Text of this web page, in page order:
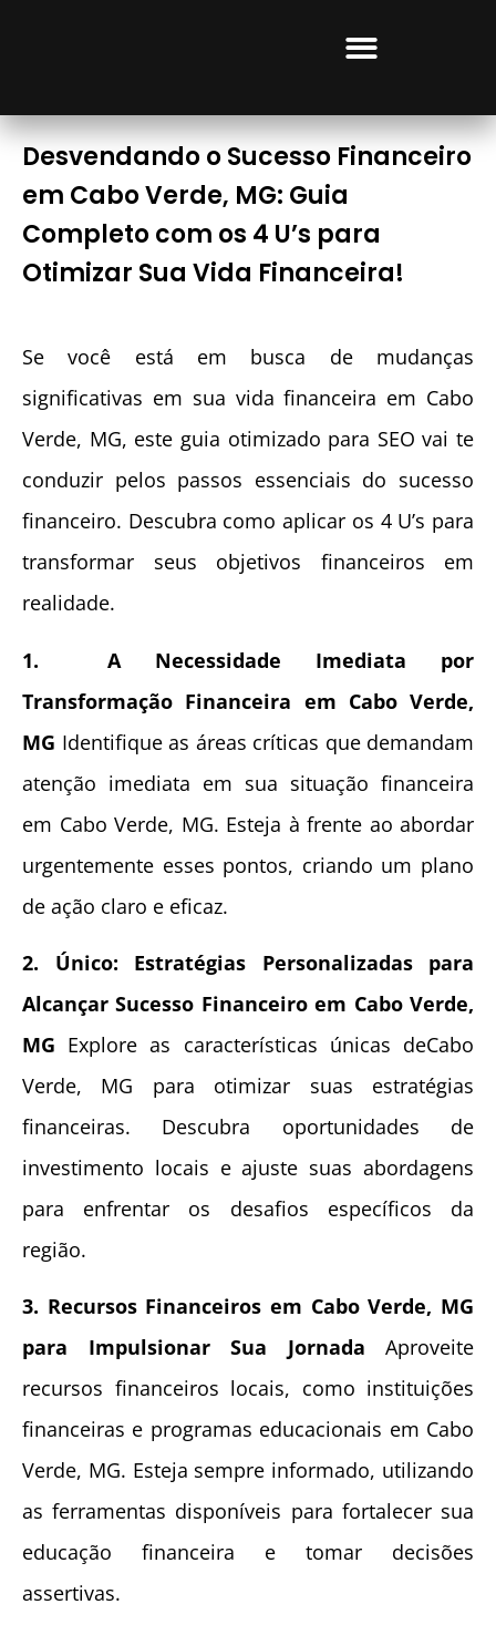
Desvendando o Sucesso Financeiro
em Cabo Verde, MG: Guia
Completo com os 4 U’s para
Otimizar Sua Vida Financeira!
Se você está em busca de mudanças
significativas em sua vida financeira em Cabo
Verde, MG, este guia otimizado para SEO vai te
conduzir pelos passos essenciais do sucesso
financeiro. Descubra como aplicar os 4 U’s para
transformar seus objetivos financeiros em
realidade.
1. A Necessidade Imediata por
Transformação Financeira em Cabo Verde,
MG Identifique as áreas críticas que demandam
atenção imediata em sua situação financeira
em Cabo Verde, MG. Esteja à frente ao abordar
urgentemente esses pontos, criando um plano
de ação claro e eficaz.
2. Único: Estratégias Personalizadas para
Alcançar Sucesso Financeiro em Cabo Verde,
MG Explore as características únicas deCabo
Verde, MG para otimizar suas estratégias
financeiras. Descubra oportunidades de
investimento locais e ajuste suas abordagens
para enfrentar os desafios específicos da
região.
3. Recursos Financeiros em Cabo Verde, MG
para Impulsionar Sua Jornada Aproveite
recursos financeiros locais, como instituições
financeiras e programas educacionais em Cabo
Verde, MG. Esteja sempre informado, utilizando
as ferramentas disponíveis para fortalecer sua
educação financeira e tomar decisões
assertivas.